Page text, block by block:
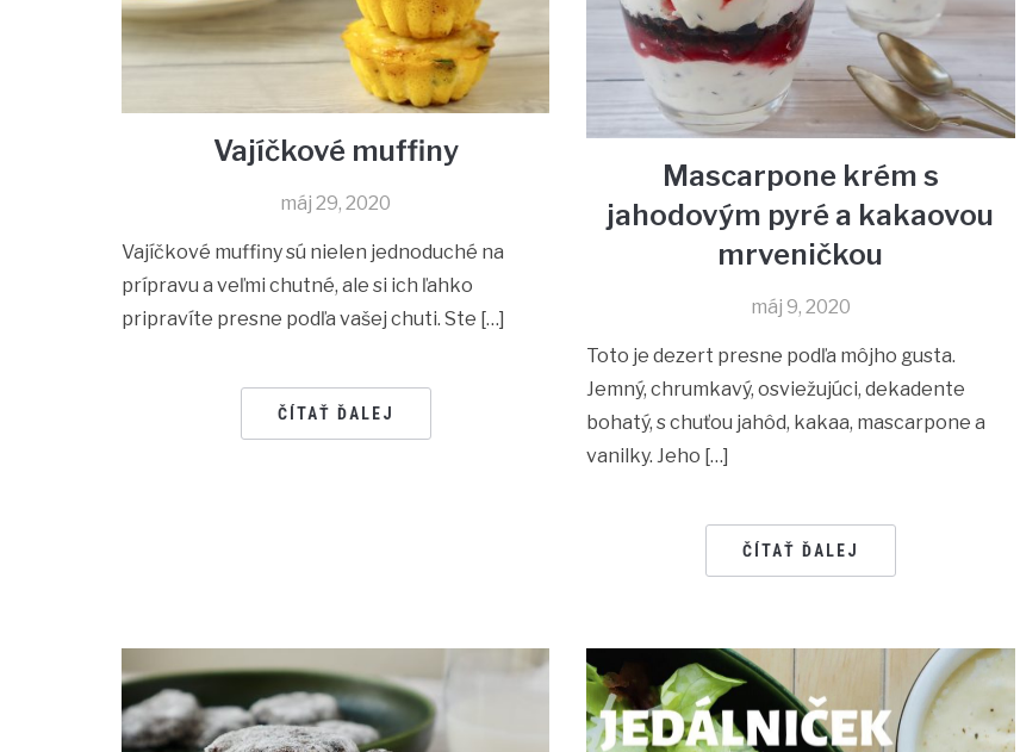
Vajíčkové muffiny
máj 29, 2020
Vajíčkové muffiny sú nielen jednoduché na
prípravu a veľmi chutné, ale si ich ľahko
pripravíte presne podľa vašej chuti. Ste […]
ČÍTAŤ ĎALEJ
Mascarpone krém s
jahodovým pyré a kakaovou
mrveničkou
máj 9, 2020
Toto je dezert presne podľa môjho gusta.
Jemný, chrumkavý, osviežujúci, dekadente
bohatý, s chuťou jahôd, kakaa, mascarpone a
vanilky. Jeho […]
ČÍTAŤ ĎALEJ